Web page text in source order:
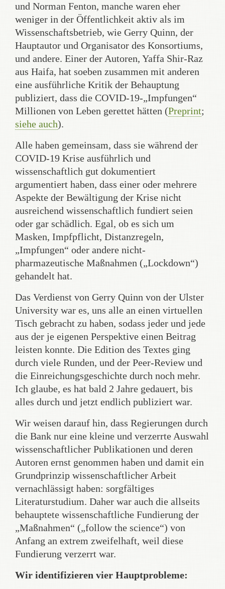
und Norman Fenton, manche waren eher
weniger in der Öffentlichkeit aktiv als im
Wissenschaftsbetrieb, wie Gerry Quinn, der
Hauptautor und Organisator des Konsortiums,
und andere. Einer der Autoren, Yaffa Shir-Raz
aus Haifa, hat soeben zusammen mit anderen
eine ausführliche Kritik der Behauptung
publiziert, dass die COVID-19-„Impfungen“
Millionen von Leben gerettet hätten (Preprint;
siehe auch).
Alle haben gemeinsam, dass sie während der
COVID-19 Krise ausführlich und
wissenschaftlich gut dokumentiert
argumentiert haben, dass einer oder mehrere
Aspekte der Bewältigung der Krise nicht
ausreichend wissenschaftlich fundiert seien
oder gar schädlich. Egal, ob es sich um
Masken, Impfpflicht, Distanzregeln,
„Impfungen“ oder andere nicht-
pharmazeutische Maßnahmen („Lockdown“)
gehandelt hat.
Das Verdienst von Gerry Quinn von der Ulster
University war es, uns alle an einen virtuellen
Tisch gebracht zu haben, sodass jeder und jede
aus der je eigenen Perspektive einen Beitrag
leisten konnte. Die Edition des Textes ging
durch viele Runden, und der Peer-Review und
die Einreichungsgeschichte durch noch mehr.
Ich glaube, es hat bald 2 Jahre gedauert, bis
alles durch und jetzt endlich publiziert war.
Wir weisen darauf hin, dass Regierungen durch
die Bank nur eine kleine und verzerrte Auswahl
wissenschaftlicher Publikationen und deren
Autoren ernst genommen haben und damit ein
Grundprinzip wissenschaftlicher Arbeit
vernachlässigt haben: sorgfältiges
Literaturstudium. Daher war auch die allseits
behauptete wissenschaftliche Fundierung der
„Maßnahmen“ („follow the science“) von
Anfang an extrem zweifelhaft, weil diese
Fundierung verzerrt war.
Wir identifizieren vier Hauptprobleme: